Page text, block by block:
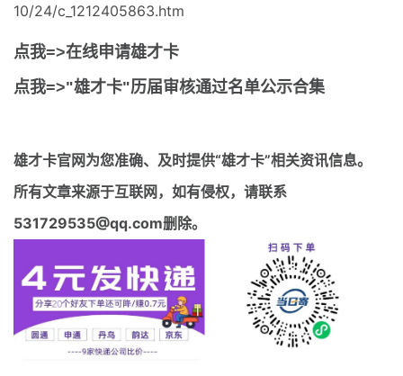
10/24/c_1212405863.htm
点我=>在线申请雄才卡
点我=>"雄才卡"历届审核通过名单公示合集
雄才卡官网为您准确、及时提供“雄才卡”相关资讯信息。
所有文章来源于互联网，如有侵权，请联系
531729535@qq.com删除。